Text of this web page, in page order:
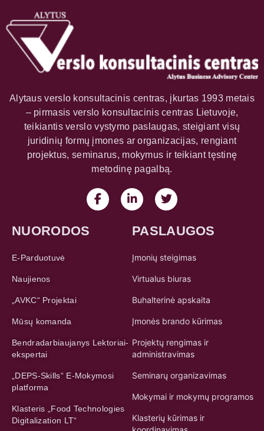
Alytaus verslo konsultacinis centras, įkurtas 1993 metais
– pirmasis verslo konsultacinis centras Lietuvoje,
teikiantis verslo vystymo paslaugas, steigiant visų
juridinių formų įmones ar organizacijas, rengiant
projektus, seminarus, mokymus ir teikiant tęstinę
metodinę pagalbą.
NUORODOS
ekspertai
„DEPS-Skills“ E-Mokymosi
Digitalization LT“
PASLAUGOS
Virtualus biuras
administravimas
Seminarų organizavimas
Mokymai ir mokymų programos
Klasterių kūrimas ir
koordinavimas
KONTAKTAI
Pulko g. 5A, LT-62135 Alytus